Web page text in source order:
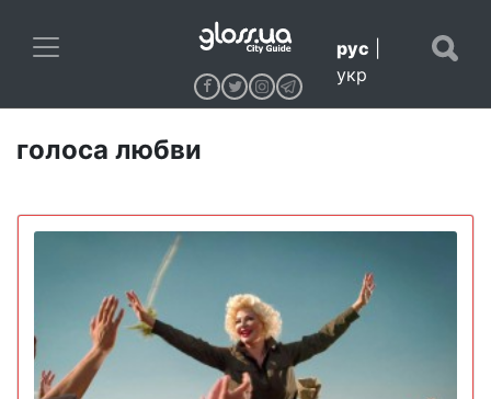
рус
укр
голоса любви